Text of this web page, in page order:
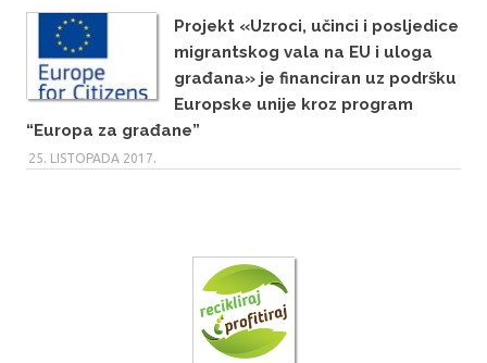
Projekt «Uzroci, učinci i posljedice
migrantskog vala na EU i uloga
građana» je financiran uz podršku
Europske unije kroz program
“Europa za građane”
25. LISTOPADA 2017.